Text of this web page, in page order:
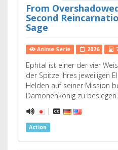
From
Second
Sage
Anime Serie 2026
Ephtal ist einer der vier
der Spitze ihres jeweiligen
Helden auf seiner Mission
Dämonenkönig zu
|
Action